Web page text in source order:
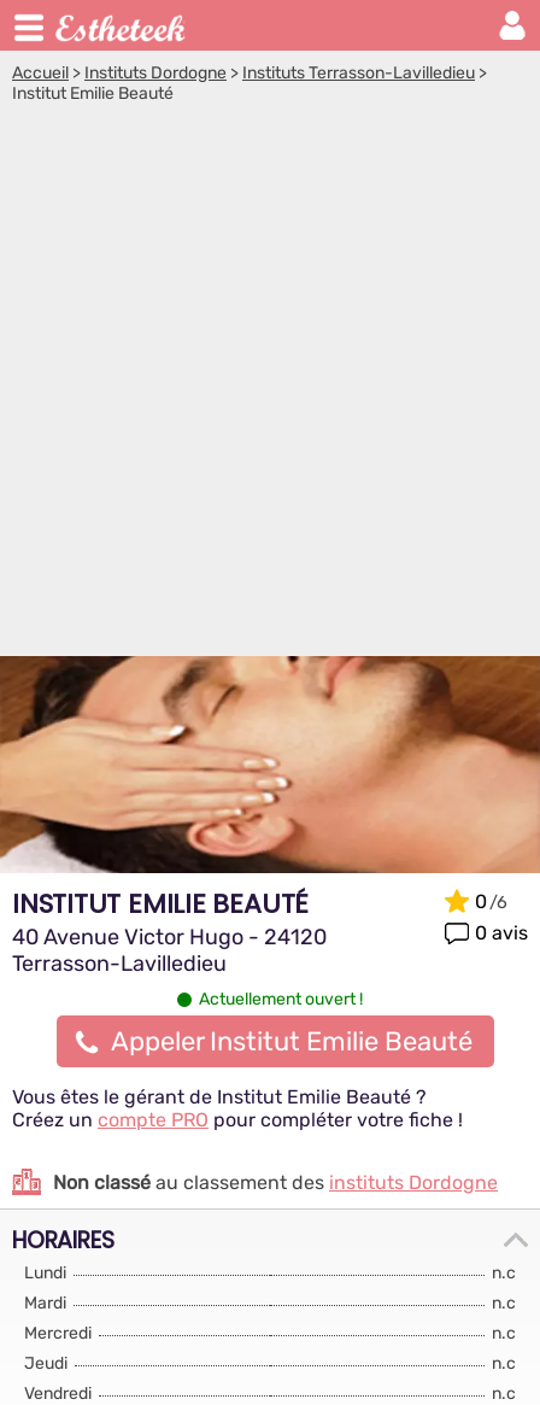
Accueil > Instituts Dordogne > Instituts Terrasson-Lavilledieu >
Institut Emilie Beauté
INSTITUT EMILIE BEAUTÉ
40 Avenue Victor Hugo - 24120
Terrasson-Lavilledieu
0
0 avis
Actuellement ouvert !
Appeler Institut Emilie Beauté
Vous êtes le gérant de Institut Emilie Beauté ?
Créez un compte PRO pour compléter votre fiche !
Non classé au classement des instituts Dordogne
HORAIRES
Lundi
n.c
Mardi
n.c
Mercredi
n.c
Jeudi
n.c
Vendredi
n.c